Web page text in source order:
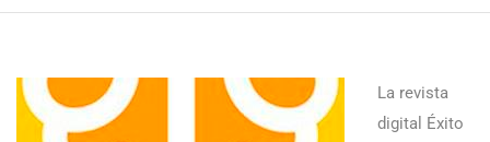
La revista
digital Éxito